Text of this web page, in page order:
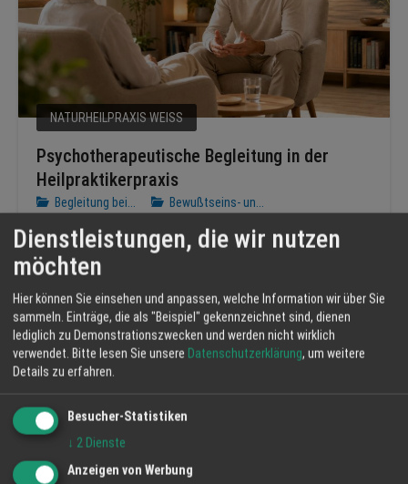
NATURHEILPRAXIS WEISS
Psychotherapeutische Begleitung in der
Heilpraktikerpraxis
Begleitung bei... Bewußtseins- un...
MEHR NEWS
Events/Termine
Ihrer Region
Dienstleistungen, die wir nutzen
möchten
Hier können Sie einsehen und anpassen, welche Information wir über Sie
sammeln. Einträge, die als "Beispiel" gekennzeichnet sind, dienen
lediglich zu Demonstrationszwecken und werden nicht wirklich
verwendet. Bitte lesen Sie unsere Datenschutzerklärung, um weitere
Details zu erfahren.
Besucher-Statistiken
↓ 2 Dienste
Anzeigen von Werbung